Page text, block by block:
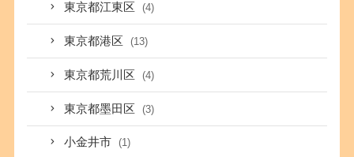
東京都江東区 (4)
東京都港区 (13)
東京都荒川区 (4)
東京都墨田区 (3)
小金井市 (1)